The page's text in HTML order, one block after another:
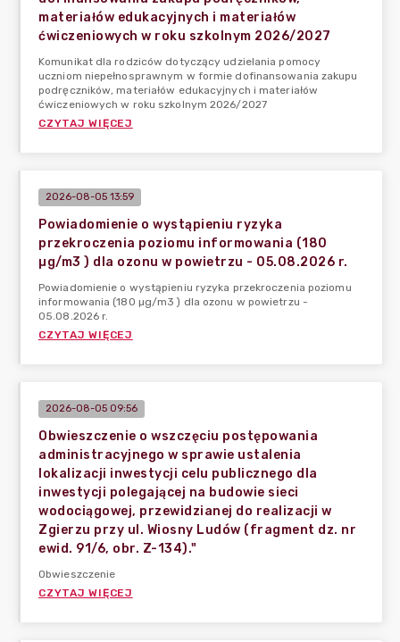
materiałów edukacyjnych i materiałów
ćwiczeniowych w roku szkolnym 2026/2027
Komunikat dla rodziców dotyczący udzielania pomocy
uczniom niepełnosprawnym w formie dofinansowania zakupu
podręczników, materiałów edukacyjnych i materiałów
ćwiczeniowych w roku szkolnym 2026/2027
CZYTAJ WIĘCEJ
2026-08-05 13:59
Powiadomienie o wystąpieniu ryzyka
przekroczenia poziomu informowania (180
µg/m3 ) dla ozonu w powietrzu - 05.08.2026 r.
Powiadomienie o wystąpieniu ryzyka przekroczenia poziomu
informowania (180 µg/m3 ) dla ozonu w powietrzu -
05.08.2026 r.
CZYTAJ WIĘCEJ
2026-08-05 09:56
Obwieszczenie o wszczęciu postępowania
administracyjnego w sprawie ustalenia
lokalizacji inwestycji celu publicznego dla
inwestycji polegającej na budowie sieci
wodociągowej, przewidzianej do realizacji w
Zgierzu przy ul. Wiosny Ludów (fragment dz. nr
ewid. 91/6, obr. Z-134)."
Obwieszczenie
CZYTAJ WIĘCEJ